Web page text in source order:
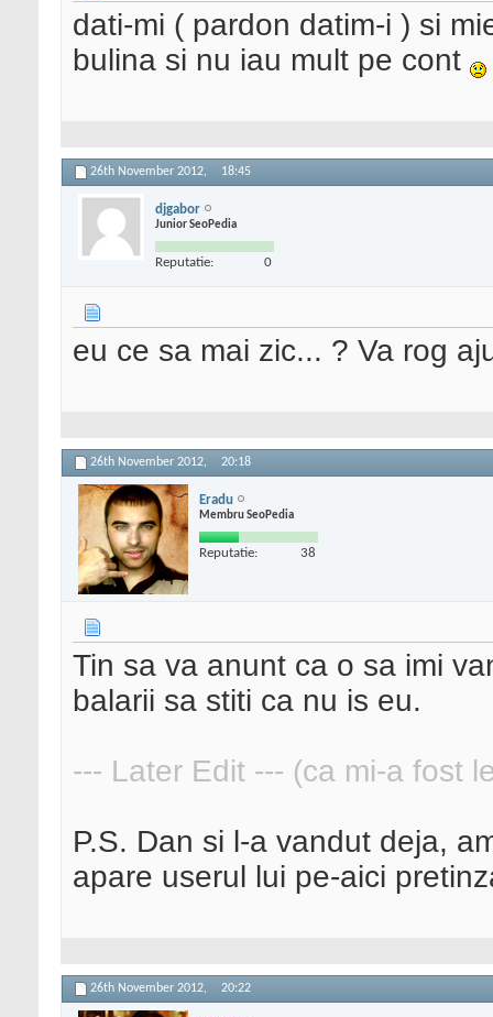
dati-mi ( pardon datim-i ) si
bulina si nu iau mult pe cont
26th November 2012, 18:45
djgabor
Junior SeoPedia
Reputatie: 0
eu ce sa mai zic... ? Va rog
26th November 2012, 20:18
Eradu
Membru SeoPedia
Reputatie: 38
Tin sa va anunt ca o sa imi
balarii sa stiti ca nu is eu.
--- Later Edit --- (ca mi-a fost
P.S. Dan si l-a vandut deja,
apare userul lui pe-aici
26th November 2012, 20:22